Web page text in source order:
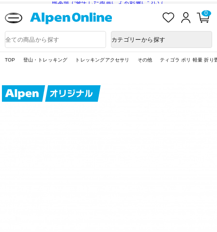
熊本県で発生した地震による影響について
入
ロ
ン
0
品
検
カテゴリーから探す
TOP 登山・トレッキング トレッキングアクセサリ その他 ティゴラ ポリ 軽量 折り